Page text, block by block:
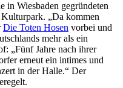
in Wiesbaden gegründeten
„Da kommen
Die Toten Hosen vorbei und
mehr als ein
„Fünf Jahre nach ihrer
erneut ein intimes und
in der Halle.“ Der